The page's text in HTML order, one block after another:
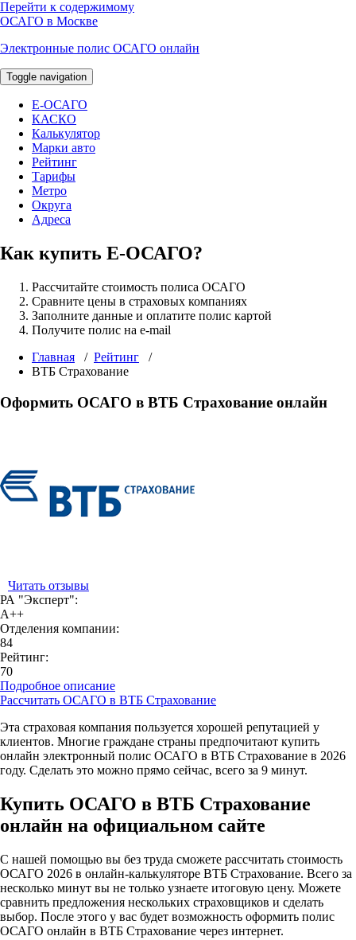
Перейти к содержимому
ОСАГО в Москве
Электронные полис ОСАГО онлайн
Toggle navigation
E-ОСАГО
КАСКО
Калькулятор
Марки авто
Рейтинг
Тарифы
Метро
Округа
Адреса
Как купить Е-ОСАГО?
Рассчитайте стоимость полиса ОСАГО
Сравните цены в страховых компаниях
Заполните данные и оплатите полис картой
Получите полис на e-mail
Главная / Рейтинг /
ВТБ Страхование
Оформить ОСАГО в ВТБ Страхование онлайн
Читать отзывы
РА "Эксперт":
A++
Отделения компании:
84
Рейтинг:
70
Подробное описание
Рассчитать ОСАГО в ВТБ Страхование
Эта страховая компания пользуется хорошей репутацией у
клиентов. Многие граждане страны предпочитают купить
онлайн электронный полис ОСАГО в ВТБ Страхование в 2026
году. Сделать это можно прямо сейчас, всего за 9 минут.
Купить ОСАГО в ВТБ Страхование
онлайн на официальном сайте
С нашей помощью вы без труда сможете рассчитать стоимость
ОСАГО 2026 в онлайн-калькуляторе ВТБ Страхование. Всего за
несколько минут вы не только узнаете итоговую цену. Можете
сравнить предложения нескольких страховщиков и сделать
выбор. После этого у вас будет возможность оформить полис
ОСАГО онлайн в ВТБ Страхование через интернет.